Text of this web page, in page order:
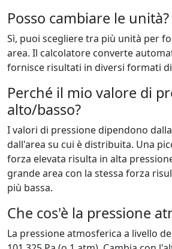
Posso cambiare le unità?
Sì, puoi scegliere tra più unità per
area. Il calcolatore converte
fornisce risultati in diversi formati
Perché il mio valore di
alto/basso?
I valori di pressione dipendono
dall'area su cui è distribuita. Una
forza elevata risulta in alta
grande area con la stessa forza
più bassa.
Che cos'è la pressione
La pressione atmosferica a livello